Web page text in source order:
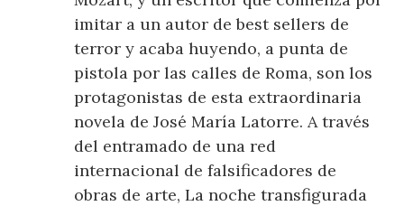
imitar a un autor de best sellers de
terror y acaba huyendo, a punta de
pistola por las calles de Roma, son los
protagonistas de esta extraordinaria
novela de José María Latorre. A través
del entramado de una red
internacional de falsificadores de
obras de arte, La noche transfigurada